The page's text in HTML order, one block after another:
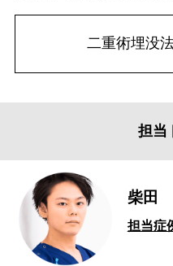
二重術埋没
担当
柴田
担当症